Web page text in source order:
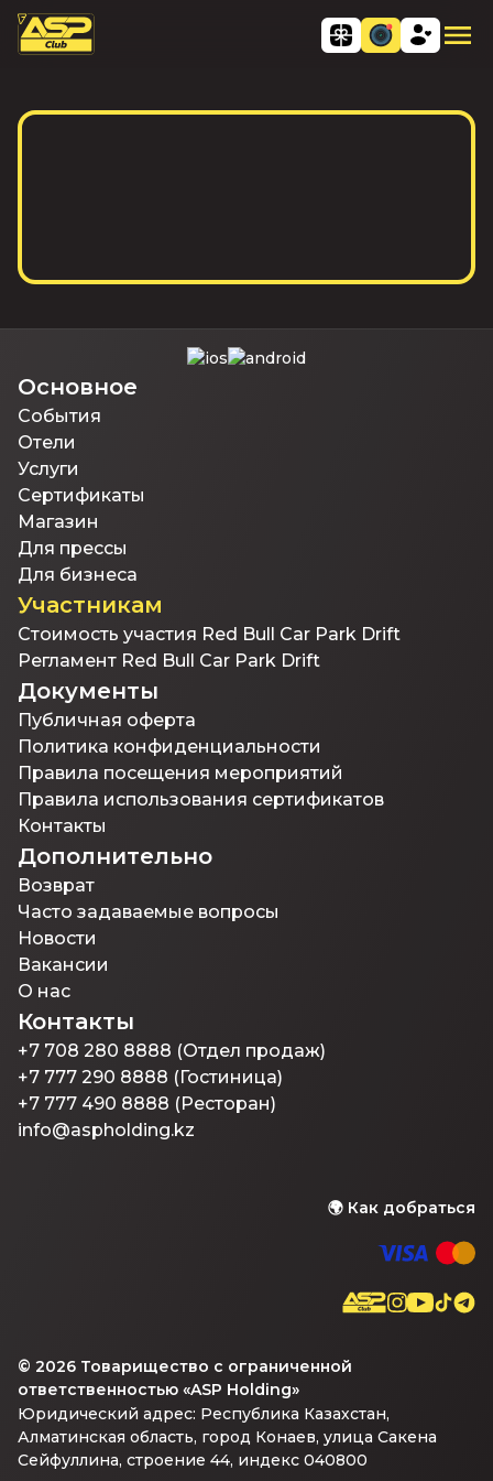
Основное
События
Отели
Услуги
Сертификаты
Магазин
Для прессы
Для бизнеса
Участникам
Стоимость участия Red Bull Car Park Drift
Регламент Red Bull Car Park Drift
Документы
Публичная оферта
Политика конфиденциальности
Правила посещения мероприятий
Правила использования сертификатов
Контакты
Дополнительно
Возврат
Часто задаваемые вопросы
Новости
Вакансии
О нас
Контакты
+7 708 280 8888 (Отдел продаж)
+7 777 290 8888 (Гостиница)
+7 777 490 8888 (Ресторан)
info@aspholding.kz
🌍 Как добраться
© 2026 Товарищество с ограниченной
ответственностью «ASP Holding»
Юридический адрес: Республика Казахстан,
Алматинская область, город Конаев, улица Сакена
Сейфуллина, строение 44, индекс 040800